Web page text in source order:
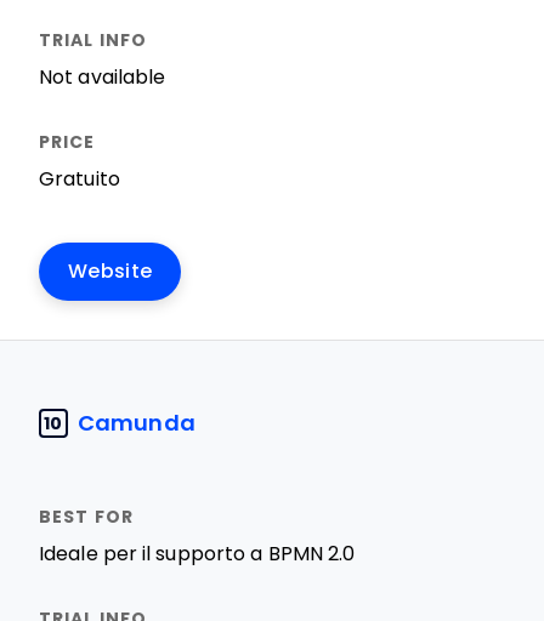
Not available
Gratuito
Website
10 Camunda
Ideale per il supporto a BPMN 2.0